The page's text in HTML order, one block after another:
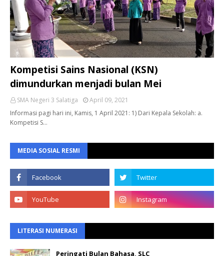
Kompetisi Sains Nasional (KSN)
dimundurkan menjadi bulan Mei
SMA Negeri 3 Salatiga
April 09, 2021
Informasi pagi hari ini, Kamis, 1 April 2021: 1) Dari Kepala Sekolah: a.
Kompetisi S…
MEDIA SOSIAL RESMI
LITERASI NUMERASI
Peringati Bulan Bahasa, SLC